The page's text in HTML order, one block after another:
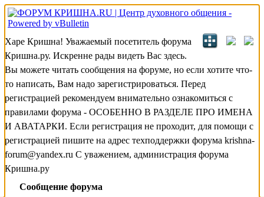
Харе Кришна! Уважаемый посетитель форума
Кришна.ру. Искренне рады видеть Вас здесь.
Вы можете читать сообщения на форуме, но если хотите что-
то написать, Вам надо зарегистрироваться. Перед
регистрацией рекомендуем внимательно ознакомиться с
правилами форума - ОСОБЕННО В РАЗДЕЛЕ ПРО ИМЕНА
И АВАТАРКИ. Если регистрация не проходит, для помощи с
регистрацией пишите на адрес техподдержки форума krishna-
forum@yandex.ru С уважением, администрация форума
Кришна.ру
Сообщение форума